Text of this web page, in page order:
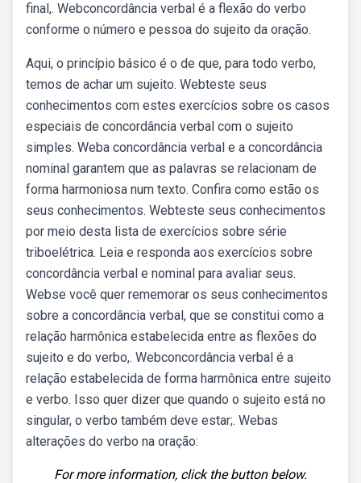
final,. Webconcordância verbal é a flexão do verbo
conforme o número e pessoa do sujeito da oração.
Aqui, o princípio básico é o de que, para todo verbo,
temos de achar um sujeito. Webteste seus
conhecimentos com estes exercícios sobre os casos
especiais de concordância verbal com o sujeito
simples. Weba concordância verbal e a concordância
nominal garantem que as palavras se relacionam de
forma harmoniosa num texto. Confira como estão os
seus conhecimentos. Webteste seus conhecimentos
por meio desta lista de exercícios sobre série
triboelétrica. Leia e responda aos exercícios sobre
concordância verbal e nominal para avaliar seus.
Webse você quer rememorar os seus conhecimentos
sobre a concordância verbal, que se constitui como a
relação harmônica estabelecida entre as flexões do
sujeito e do verbo,. Webconcordância verbal é a
relação estabelecida de forma harmônica entre sujeito
e verbo. Isso quer dizer que quando o sujeito está no
singular, o verbo também deve estar;. Webas
alterações do verbo na oração:
For more information, click the button below.